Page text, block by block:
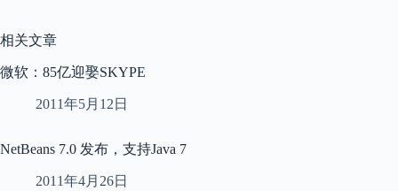
相关文章
微软：85亿迎娶SKYPE
2011年5月12日
NetBeans 7.0 发布，支持Java 7
2011年4月26日